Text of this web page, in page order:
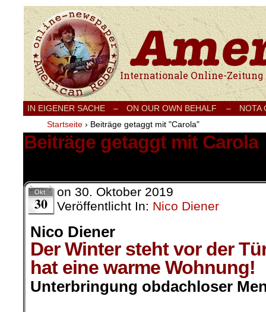
Internationale Onlinezeitung für Frieden,
IN EIGENER SACHE – ON OUR OWN BEHALF –
NOTA
Startseite › Beiträge getaggt mit "Carola"
Beiträge getaggt mit Carola
Okt.
30
on 30. Oktober 2019
Veröffentlicht In: Nico Diener
Nico Diener
Der Winter steht vor der
hat eine warme Wohnung!
Unterbringung obdachloser